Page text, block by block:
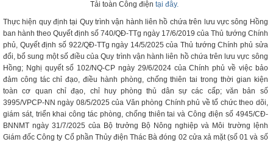
Tải toàn Công điệntại đây.
Thực hiện quy định tại Quy trình vận hành liên hồ chứa trên lưu vực sông Hồng
ban hành theo Quyết định số 740/QĐ-TTg ngày 17/6/2019 của Thủ tướng Chính
phủ, Quyết định số 922/QĐ-TTg ngày 14/5/2025 của Thủ tướng Chính phủ sửa
đổi, bổ sung một số điều của Quy trình vận hành liên hồ chứa trên lưu vực sông
Hồng; Nghị quyết số 102/NQ-CP ngày 29/6/2024 của Chính phủ về việc bảo
đảm công tác chỉ đạo, điều hành phòng, chống thiên tai trong thời gian kiện
toàn cơ quan chỉ đạo, chỉ huy phòng thủ dân sự các cấp; văn bản số
3995/VPCP-NN ngày 08/5/2025 của Văn phòng Chính phủ về tổ chức theo dõi,
giám sát, triển khai công tác phòng, chống thiên tai và Công điện số 4945/CĐ-
BNNMT ngày 31/7/2025 của Bộ trưởng Bộ Nông nghiệp và Môi trường lệnh
Giám đốc Công ty Cổ phần Thủy điện Thác Bà đóng 02 cửa xả mặt (số 01 và số